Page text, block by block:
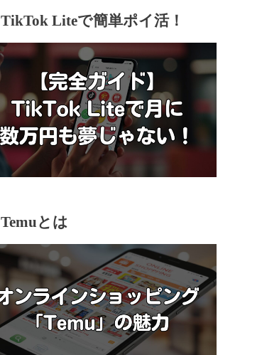
TikTok Liteで簡単ポイ活！
Temuとは